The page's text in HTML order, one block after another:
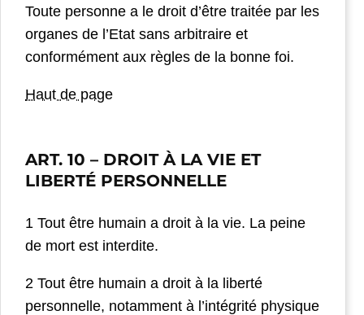
Toute personne a le droit d’être traitée par les
organes de l’Etat sans arbitraire et
conformément aux règles de la bonne foi.
Haut de page
ART. 10 – DROIT À LA VIE ET
LIBERTÉ PERSONNELLE
1 Tout être humain a droit à la vie. La peine
de mort est interdite.
2 Tout être humain a droit à la liberté
personnelle, notamment à l’intégrité physique